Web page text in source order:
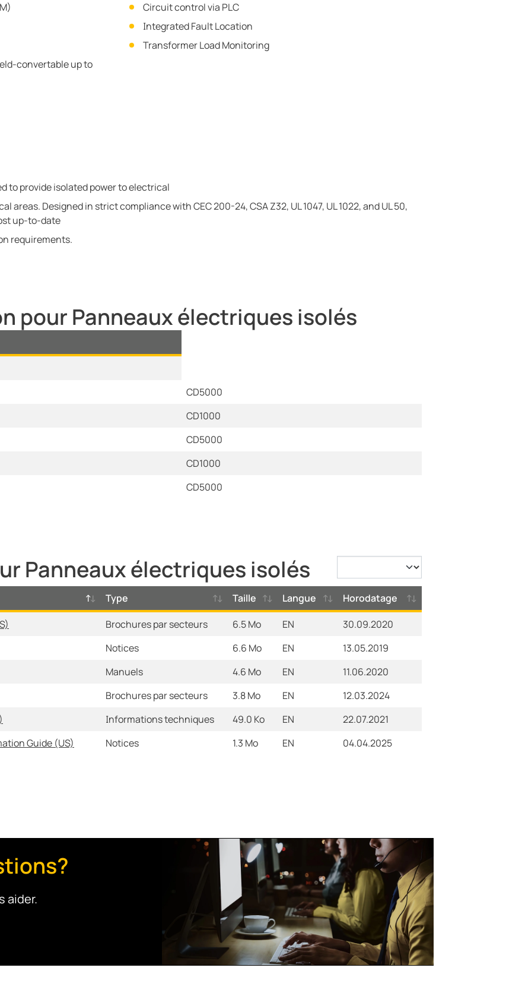
convertable up to
Circuit control via PLC
Integrated Fault Location
Transformer Load Monitoring
to provide isolated power to electrical
Designed in strict compliance with CEC 200-24, CSA Z32, UL 1047, UL 1022, and UL 50,
up-to-date
requirements.
pour Panneaux électriques isolés
CD5000
CD1000
CD5000
CD1000
CD5000
Panneaux électriques isolés
Type Taille Langue
Horodatage
Brochures par secteurs 6.5 Mo EN
30.09.2020
Notices 6.6 Mo EN
13.05.2019
Manuels 4.6 Mo EN
11.06.2020
Brochures par secteurs 3.8 Mo EN
12.03.2024
Informations techniques 49.0 Ko EN
22.07.2021
Guide (US)
Notices 1.3 Mo EN 04.04.2025
aider.